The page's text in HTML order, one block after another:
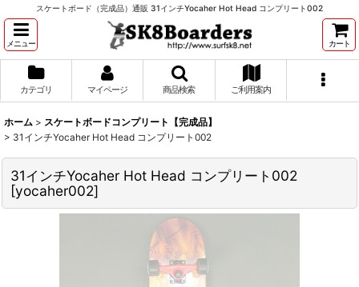
スケートボード（完成品）通販 31インチYocaher Hot Head コンプリート002
メニュー カート
カテゴリ マイページ 商品検索 ご利用案内
ホーム > スケートボードコンプリート【完成品】
> 31インチYocaher Hot Head コンプリート002
31インチYocaher Hot Head コンプリート002
[yocaher002]